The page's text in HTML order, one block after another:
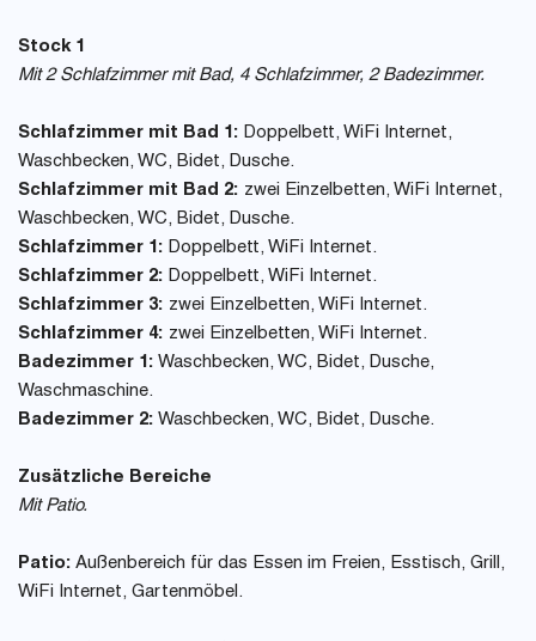
Stock 1
Mit 2 Schlafzimmer mit Bad, 4 Schlafzimmer, 2 Badezimmer.
Schlafzimmer mit Bad 1: Doppelbett, WiFi Internet,
Waschbecken, WC, Bidet, Dusche.
Schlafzimmer mit Bad 2: zwei Einzelbetten, WiFi Internet,
Waschbecken, WC, Bidet, Dusche.
Schlafzimmer 1: Doppelbett, WiFi Internet.
Schlafzimmer 2: Doppelbett, WiFi Internet.
Schlafzimmer 3: zwei Einzelbetten, WiFi Internet.
Schlafzimmer 4: zwei Einzelbetten, WiFi Internet.
Badezimmer 1: Waschbecken, WC, Bidet, Dusche,
Waschmaschine.
Badezimmer 2: Waschbecken, WC, Bidet, Dusche.
Zusätzliche Bereiche
Mit Patio.
Patio: Außenbereich für das Essen im Freien, Esstisch, Grill,
WiFi Internet, Gartenmöbel.